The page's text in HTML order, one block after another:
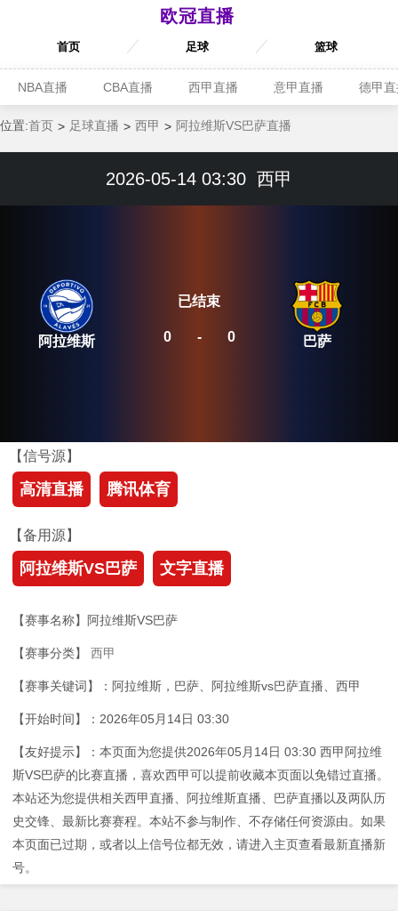
欧冠直播
首页 足球 篮球
NBA直播 CBA直播 西甲直播 意甲直播 德甲
位置:首页 足球直播 西甲 阿拉维斯VS巴萨直播
2026-05-14 03:30 西甲
阿拉维斯 0 - 0
已结束
巴萨
【信号源】
高清直播 腾讯体育
【备用源】
阿拉维斯VS巴萨 文字直播
【赛事名称】阿拉维斯VS巴萨
【赛事分类】 西甲
【赛事关键词】：阿拉维斯，巴萨、阿拉维斯vs巴萨直播、西甲
【开始时间】：2026年05月14日 03:30
【友好提示】：本页面为您提供2026年05月14日 03:30 西甲阿拉维
斯VS巴萨的比赛直播，喜欢西甲可以提前收藏本页面以免错过直播。
本站还为您提供相关西甲直播、阿拉维斯直播、巴萨直播以及两队历
史交锋、最新比赛赛程。本站不参与制作、不存储任何资源由。如果
本页面已过期，或者以上信号位都无效，请进入主页查看最新直播新
号。